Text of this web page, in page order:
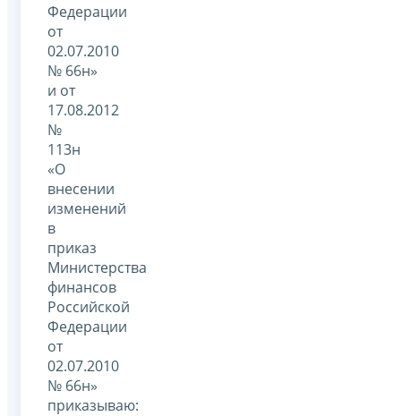
Федерации
от
02.07.2010
№ 66н»
и от
17.08.2012
№
113н
«О
внесении
изменений
в
приказ
Министерства
финансов
Российской
Федерации
от
02.07.2010
№ 66н»
приказываю: